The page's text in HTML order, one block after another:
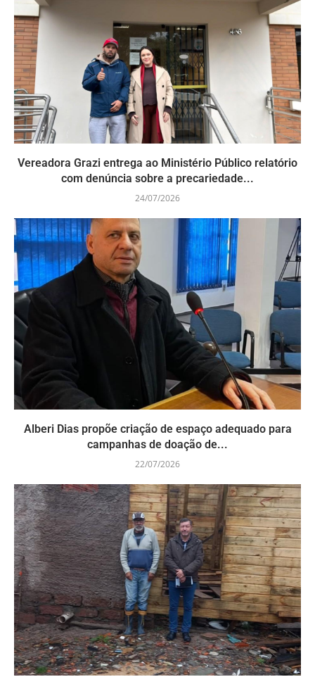
Vereadora Grazi entrega ao Ministério Público relatório
com denúncia sobre a precariedade...
24/07/2026
Alberi Dias propõe criação de espaço adequado para
campanhas de doação de...
22/07/2026